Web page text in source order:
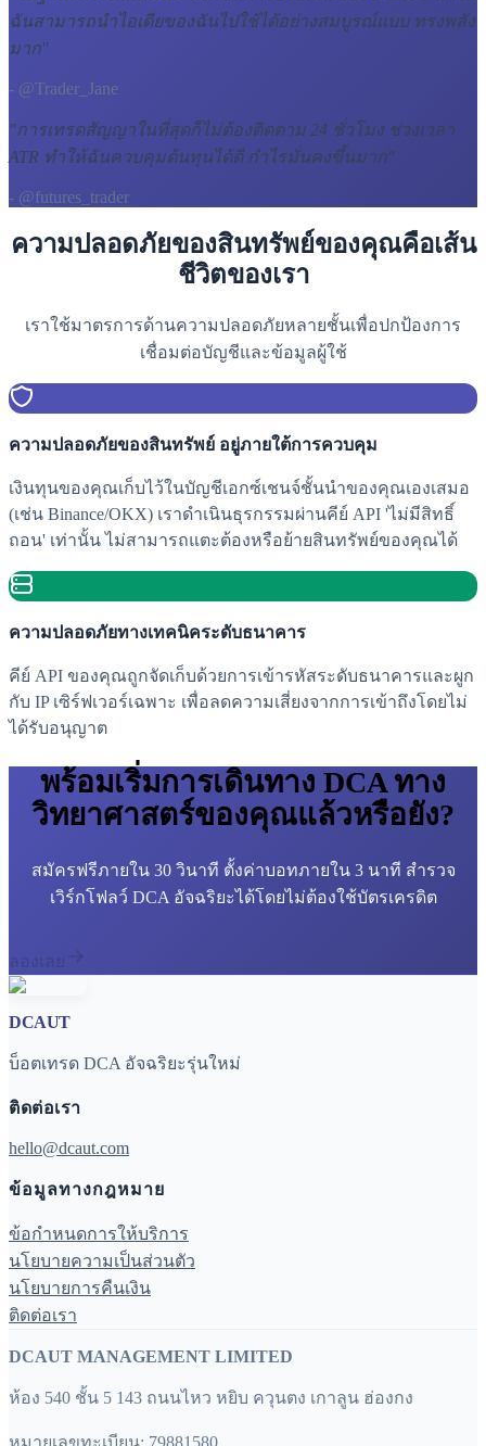
ฉันสามารถนำไอเดียของฉันไปใช้ได้อย่างสมบูรณ์แบบ ทรงพลัง
มาก"
- @Trader_Jane
"การเทรดสัญญาในที่สุดก็ไม่ต้องติดตาม 24 ชั่วโมง ช่วงเวลา
ATR ทำให้ฉันควบคุมต้นทุนได้ดี กำไรมั่นคงขึ้นมาก"
- @futures_trader
ความปลอดภัยของสินทรัพย์ของคุณคือเส้น
ชีวิตของเรา
เราใช้มาตรการด้านความปลอดภัยหลายชั้นเพื่อปกป้องการ
เชื่อมต่อบัญชีและข้อมูลผู้ใช้
ความปลอดภัยของสินทรัพย์ อยู่ภายใต้การควบคุม
เงินทุนของคุณเก็บไว้ในบัญชีเอกซ์เชนจ์ชั้นนำของคุณเองเสมอ
(เช่น Binance/OKX) เราดำเนินธุรกรรมผ่านคีย์ API 'ไม่มีสิทธิ์
ถอน' เท่านั้น ไม่สามารถแตะต้องหรือย้ายสินทรัพย์ของคุณได้
ความปลอดภัยทางเทคนิคระดับธนาคาร
คีย์ API ของคุณถูกจัดเก็บด้วยการเข้ารหัสระดับธนาคารและผูก
กับ IP เซิร์ฟเวอร์เฉพาะ เพื่อลดความเสี่ยงจากการเข้าถึงโดยไม่
ได้รับอนุญาต
พร้อมเริ่มการเดินทาง DCA ทาง
วิทยาศาสตร์ของคุณแล้วหรือยัง?
สมัครฟรีภายใน 30 วินาที ตั้งค่าบอทภายใน 3 นาที สำรวจ
เวิร์กโฟลว์ DCA อัจฉริยะได้โดยไม่ต้องใช้บัตรเครดิต
ลองเลย
DCAUT
บ็อตเทรด DCA อัจฉริยะรุ่นใหม่
ติดต่อเรา
hello@dcaut.com
ข้อมูลทางกฎหมาย
ข้อกำหนดการให้บริการ
นโยบายความเป็นส่วนตัว
นโยบายการคืนเงิน
ติดต่อเรา
DCAUT MANAGEMENT LIMITED
ห้อง 540 ชั้น 5 143 ถนนไหว หยิบ ควุนตง เกาลูน ฮ่องกง
หมายเลขทะเบียน: 79881580